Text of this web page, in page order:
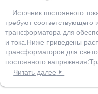
Источник постоянного
требуют соответствующего
трансформатора для
и тока.Ниже приведены
трансформаторов для
постоянного
Читать далее